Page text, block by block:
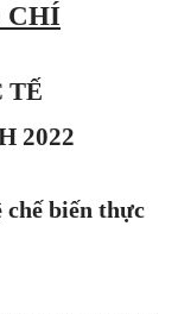
CHÍ
TẾ
2022
chế biến thực